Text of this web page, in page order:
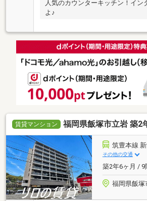
人気のカウンターキッチン！イン
よ♪
賃貸マンション 福岡県飯塚市立岩 築2
筑豊本線
その他の交通
築2年6ヶ月 / 9
福岡県飯塚